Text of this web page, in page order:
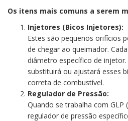
Os itens mais comuns a serem
Injetores (Bicos Injetores):
Estes são pequenos orifícios
de chegar ao queimador.
diâmetro específico de
substituirá ou ajustará esses
correta de combustível.
Regulador de Pressão:
Quando se trabalha com GLP
regulador de pressão